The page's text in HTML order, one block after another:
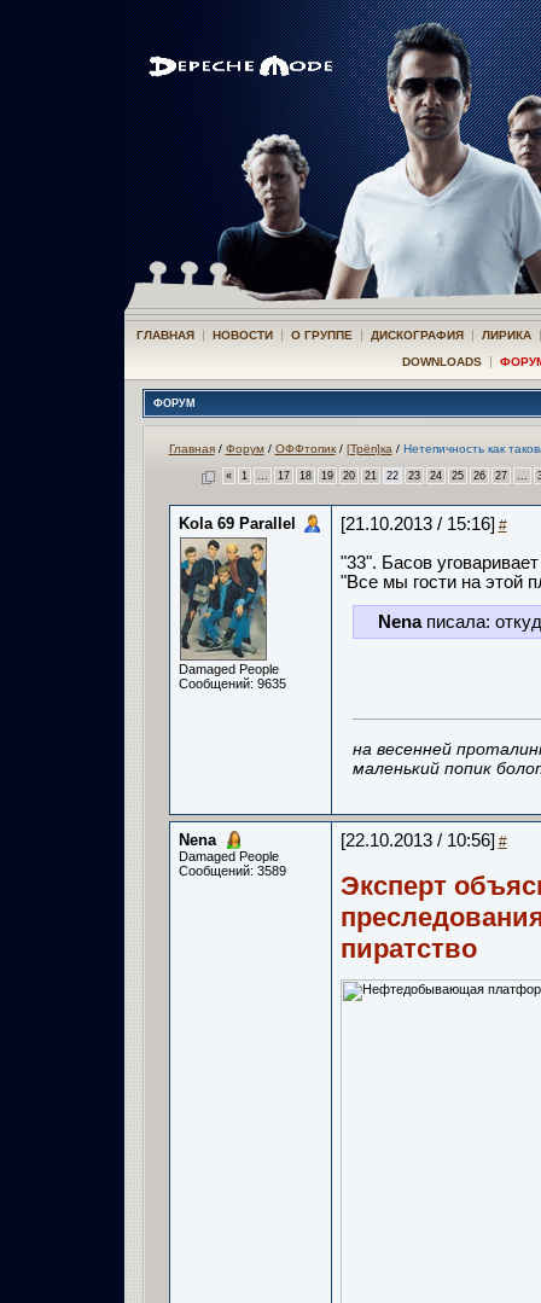
ГЛАВНАЯ | НОВОСТИ | О ГРУППЕ | ДИСКОГРАФИЯ | ЛИРИКА
DOWNLOADS |
ФОРУМ
Главная/ Форум/ ОФФтопик/ [Трёп]ка / Нетепичность как
« 1 ... 17 18 19 20 21 22 23 24 25 26 27 ...
Kola 69 Parallel
Damaged People
Сообщений: 9635
[21.10.2013 / 15:16] #
"33". Басов
"Все мы гости на этой
Nenaписала:
на весенней
маленький попик
Nena
Damaged People
Сообщений: 3589
[22.10.2013 / 10:56] #
Эксперт
пиратство